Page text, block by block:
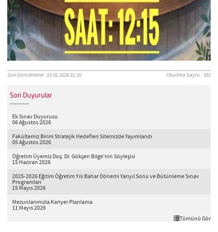
Son Güncelleme : 23.02.2026 21:28 Okunma Sayısı : 381
Son Duyurular
Ek Sınav Duyurusu
06 Ağustos 2026
Fakültemiz Birim Stratejik Hedefleri Sitemizde Yayımlandı
05 Ağustos 2026
Öğretim Üyemiz Doç. Dr. Gökçen Bilge'nin Söyleşisi
15 Haziran 2026
2025-2026 Eğitim Öğretim Yılı Bahar Dönemi Yarıyıl Sonu ve Bütünleme Sınav
Programları
15 Mayıs 2026
Mezunlarımızla Kariyer Planlama
11 Mayıs 2026
Tümünü Gör